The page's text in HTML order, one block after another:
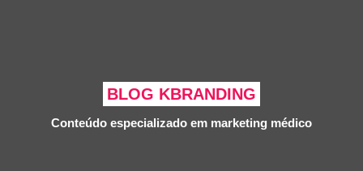
BLOG KBRANDING
Conteúdo especializado em marketing médico